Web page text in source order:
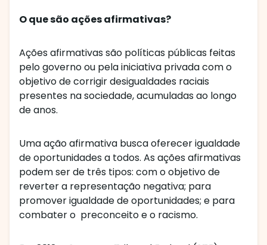
O que são ações afirmativas?
Ações afirmativas são políticas públicas feitas
pelo governo ou pela iniciativa privada com o
objetivo de corrigir desigualdades raciais
presentes na sociedade, acumuladas ao longo
de anos.
Uma ação afirmativa busca oferecer igualdade
de oportunidades a todos. As ações afirmativas
podem ser de três tipos: com o objetivo de
reverter a representação negativa; para
promover igualdade de oportunidades; e para
combater o preconceito e o racismo.